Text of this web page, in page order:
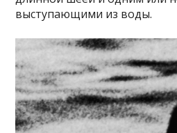
выступающими из воды.